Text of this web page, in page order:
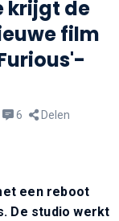
krijgt de
film
6 Delen
een reboot
De studio werkt